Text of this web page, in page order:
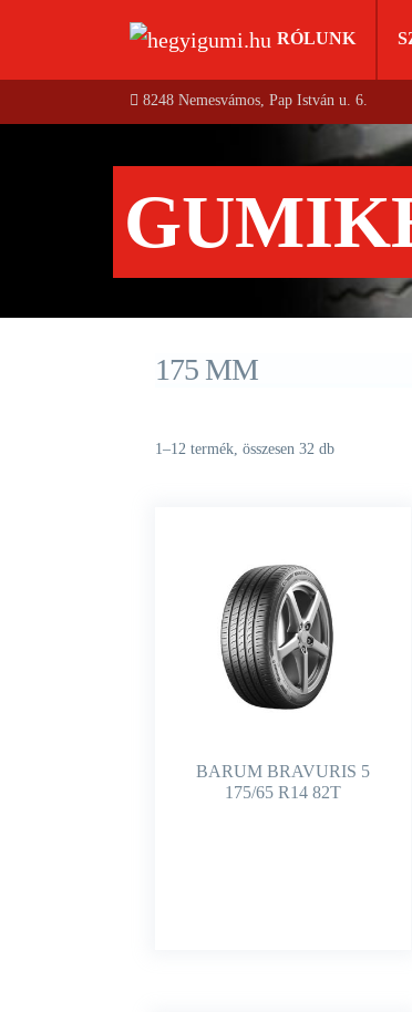
RÓLUNK
8248 Nemesvámos, Pap István u. 6.
175 MM
1–12 termék, összesen 32 db
BARUM BRAVURIS 5
175/65 R14 82T